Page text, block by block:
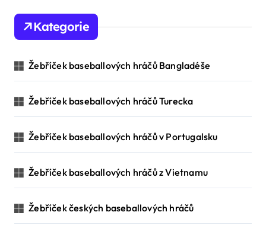
n
a
i
o
n
Kategorie
Žebříček baseballových hráčů Bangladéše
Žebříček baseballových hráčů Turecka
Žebříček baseballových hráčů v Portugalsku
Žebříček baseballových hráčů z Vietnamu
Žebříček českých baseballových hráčů